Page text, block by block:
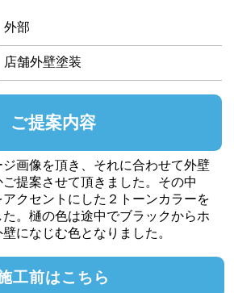
外部
店舗外壁塗装
ご提案内容
画像を頂き、それに合わせて外壁
提案させて頂きました。その中
クセントにした２トーンカラーを
。樋の色は途中でブラックからホ
になじむ色となりました。
工前はこちら